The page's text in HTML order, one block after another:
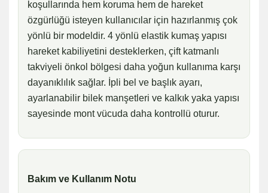
koşullarında hem koruma hem de hareket
özgürlüğü isteyen kullanıcılar için hazırlanmış çok
yönlü bir modeldir. 4 yönlü elastik kumaş yapısı
hareket kabiliyetini desteklerken, çift katmanlı
takviyeli önkol bölgesi daha yoğun kullanıma karşı
dayanıklılık sağlar. İpli bel ve başlık ayarı,
ayarlanabilir bilek manşetleri ve kalkık yaka yapısı
sayesinde mont vücuda daha kontrollü oturur.
Bakım ve Kullanım Notu